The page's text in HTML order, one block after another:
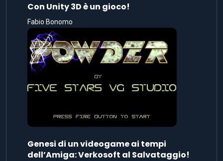
Con Unity 3D è un gioco!
Fabio Bonomo
Genesi di un videogame ai tempi
dell’Amiga: Verkosoft al Salvataggio!